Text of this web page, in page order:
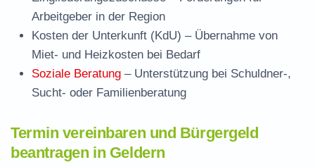
Arbeitgeber in der Region
Kosten der Unterkunft (KdU) – Übernahme von
Miet- und Heizkosten bei Bedarf
Soziale Beratung – Unterstützung bei Schuldner-,
Sucht- oder Familienberatung
Termin vereinbaren und Bürgergeld
beantragen in Geldern